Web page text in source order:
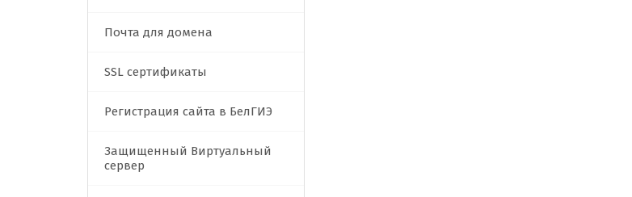
Почта для домена
SSL сертификаты
Регистрация сайта в БелГИЭ
Защищенный Виртуальный
сервер